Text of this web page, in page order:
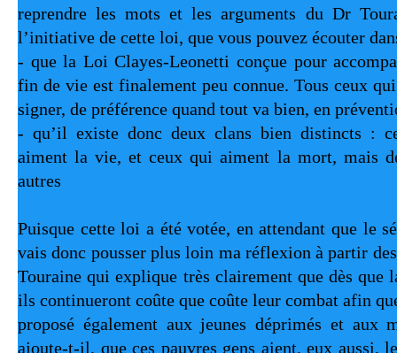
reprendre les mots et les arguments du Dr
l’initiative de cette loi, que vous pouvez écouter
- que la Loi Clayes-Leonetti conçue pour
fin de vie est finalement peu connue. Tous ceux
signer, de préférence quand tout va bien, en
- qu’il existe donc deux clans bien distincts :
aiment la vie, et ceux qui aiment la mort, mais
autres
Puisque cette loi a été votée, en attendant que le
vais donc pousser plus loin ma réflexion à partir
Touraine qui explique très clairement que dès que
ils continueront coûte que coûte leur combat afin
proposé également aux jeunes déprimés et aux
ajoute-t-il, que ces pauvres gens aient, eux aussi,